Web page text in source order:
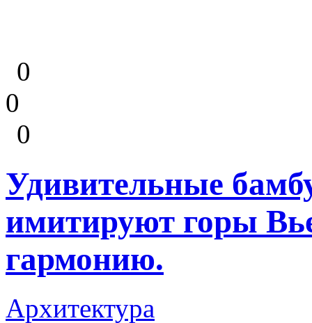
0
0
0
Удивительные
имитируют горы
гармонию.
Архитектура